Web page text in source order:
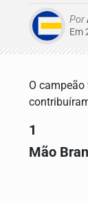
Por
Em
O
1
Mão